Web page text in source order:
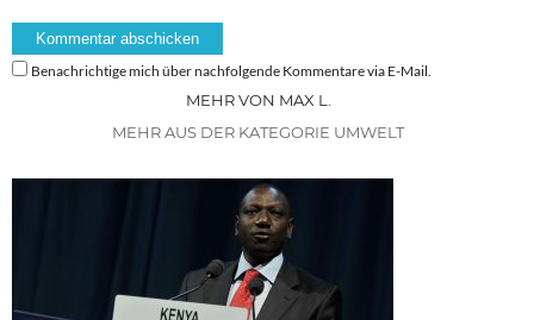
Benachrichtige mich über nachfolgende Kommentare via E-Mail.
MEHR VON MAX L.
MEHR AUS DER KATEGORIE UMWELT